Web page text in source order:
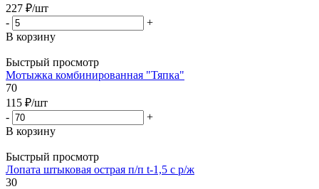
227 ₽/шт
-
+
В корзину
Быстрый просмотр
Мотыжка комбинированная "Тяпка"
70
115 ₽/шт
-
+
В корзину
Быстрый просмотр
Лопата штыковая острая п/п t-1,5 с р/ж
30